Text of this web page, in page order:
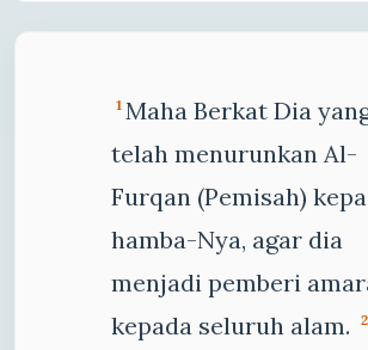
1 Maha Berkat Dia
telah menurunkan Al-
Furqan (Pemisah)
hamba-Nya, agar dia
menjadi pemberi
kepada seluruh alam.
2